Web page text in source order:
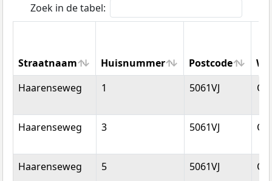
Zoek in de tabel:
Straatnaam Huisnummer Postcode
Straatnaam
Huisnummer Postcode
Haarenseweg 1 5061VJ
Haarenseweg 3 5061VJ
Haarenseweg 5 5061VJ